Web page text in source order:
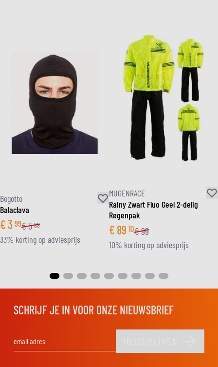
Bogotto
Balaclava
€3 99€5 99
33% korting op adviesprijs
MUGENRACE
Rainy Zwart Fluo Geel 2-delig
Regenpak
€ 89 10€99
10% korting op adviesprijs
SCHRIJF JE IN VOOR ONZE NIEUWSBRIEF